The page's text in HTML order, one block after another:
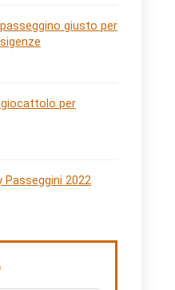
giusto per
giocattolo per
Passeggini 2022